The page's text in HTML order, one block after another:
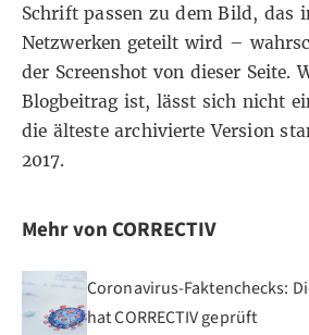
Schrift passen zu dem Bild, das
Netzwerken geteilt wird –
der Screenshot von dieser Seite.
Blogbeitrag ist, lässt sich nicht
die älteste archivierte Version
2017.
Mehr von CORRECTIV
Coronavirus-Faktenchecks:
hat CORRECTIV geprüft